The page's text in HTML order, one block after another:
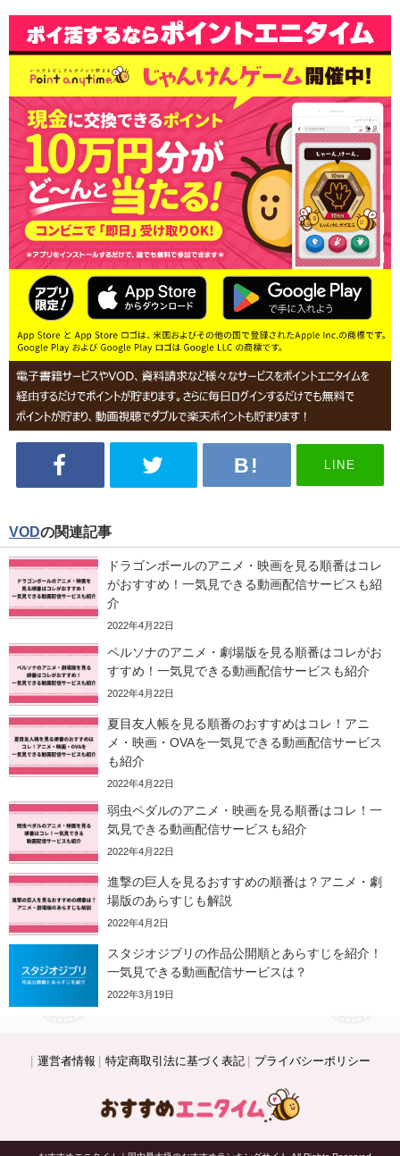
LINE
VODの関連記事
ドラゴンボールのアニメ・映画を見る順番はコレ
がおすすめ！一気見できる動画配信サービスも紹
介
2022年4月22日
ペルソナのアニメ・劇場版を見る順番はコレがお
すすめ！一気見できる動画配信サービスも紹介
2022年4月22日
夏目友人帳を見る順番のおすすめはコレ！アニ
メ・映画・OVAを一気見できる動画配信サービス
も紹介
2022年4月22日
弱虫ペダルのアニメ・映画を見る順番はコレ！一
気見できる動画配信サービスも紹介
2022年4月22日
進撃の巨人を見るおすすめの順番は？アニメ・劇
場版のあらすじも解説
2022年4月2日
スタジオジブリの作品公開順とあらすじを紹介！
一気見できる動画配信サービスは？
2022年3月19日
運営者情報 特定商取引法に基づく表記 プライバシーポリシー